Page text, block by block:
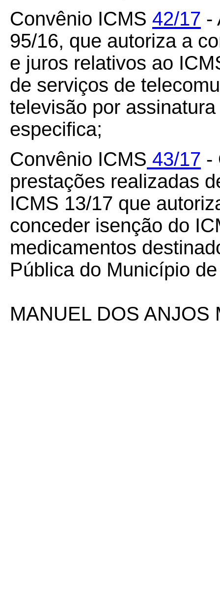
Convênio ICMS 42/17 -
95/16, que autoriza a
e juros relativos ao
de serviços de
televisão por
especifica;
Convênio ICMS 43/17 -
prestações realizadas
ICMS 13/17 que
conceder isenção do
medicamentos
Pública do Município
MANUEL DOS ANJOS